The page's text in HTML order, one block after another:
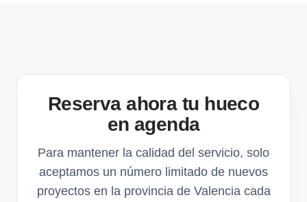
Reserva ahora tu hueco
en agenda
Para mantener la calidad del servicio, solo
aceptamos un número limitado de nuevos
proyectos en la provincia de Valencia cada